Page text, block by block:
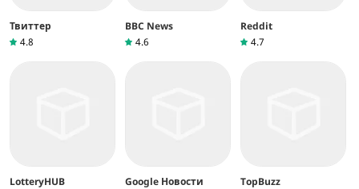
Твиттер
4.8
BBC News
4.6
Reddit
4.7
LotteryHUB
Google Новости
TopBuzz